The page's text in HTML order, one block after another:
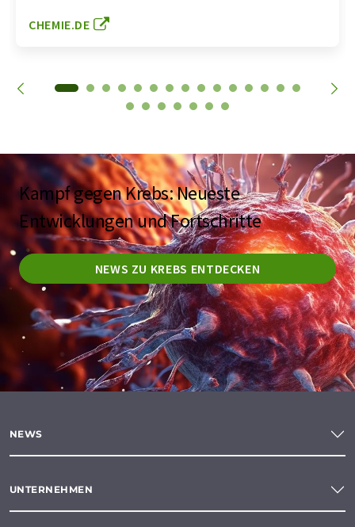
CHEMIE.DE
Kampf gegen Krebs: Neueste
Entwicklungen und Fortschritte
NEWS ZU KREBS ENTDECKEN
NEWS
UNTERNEHMEN